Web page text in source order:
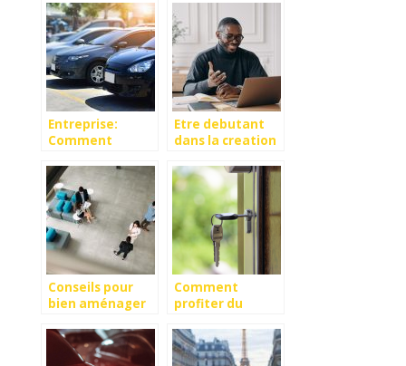
connaître.
Entreprise:
Comment
gestion de votre
parc de
vehicules?
Etre debutant
dans la creation
comment s’en
sortir ?
Conseils pour
bien aménager
professionnel
Comment
profiter du
dans
l’immobilier ?